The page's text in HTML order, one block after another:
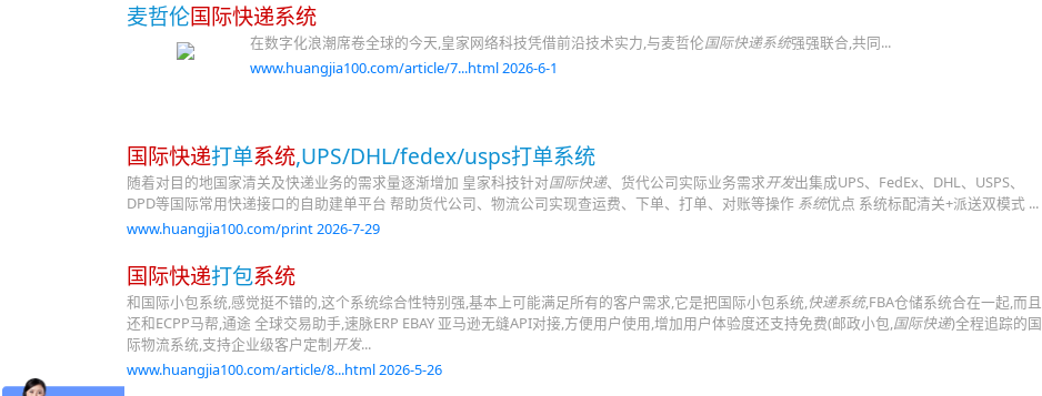
麦哲伦国际快递系统
在数字化浪潮席卷全球的今天,皇家网络科技凭借前沿技术实力,与麦哲伦国际快递系统强强联合,共同...
www.huangjia100.com/article/7...html 2026-6-1
国际快递打单系统,UPS/DHL/fedex/usps打单系统
随着对目的地国家清关及快递业务的需求量逐渐增加 皇家科技针对国际快递、货代公司实际业务需求开发出集成UPS、FedEx、DHL、USPS、
DPD等国际常用快递接口的自助建单平台 帮助货代公司、物流公司实现查运费、下单、打单、对账等操作 系统优点 系统标配清关+派送双模式 ...
www.huangjia100.com/print 2026-7-29
国际快递打包系统
和国际小包系统,感觉挺不错的,这个系统综合性特别强,基本上可能满足所有的客户需求,它是把国际小包系统,快递系统,FBA仓储系统合在一起,而且
还和ECPP马帮,通途 全球交易助手,速脉ERP EBAY 亚马逊无缝API对接,方便用户使用,增加用户体验度还支持免费(邮政小包,国际快递)全程追踪的国
际物流系统,支持企业级客户定制开发...
www.huangjia100.com/article/8...html 2026-5-26